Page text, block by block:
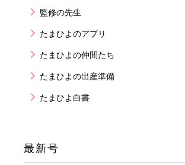
監修の先生
たまひよのアプリ
たまひよの仲間たち
たまひよの出産準備
たまひよ白書
最新号